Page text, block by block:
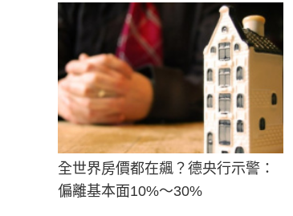
全世界房價都在飆？德央行示警：
偏離基本面10%～30%